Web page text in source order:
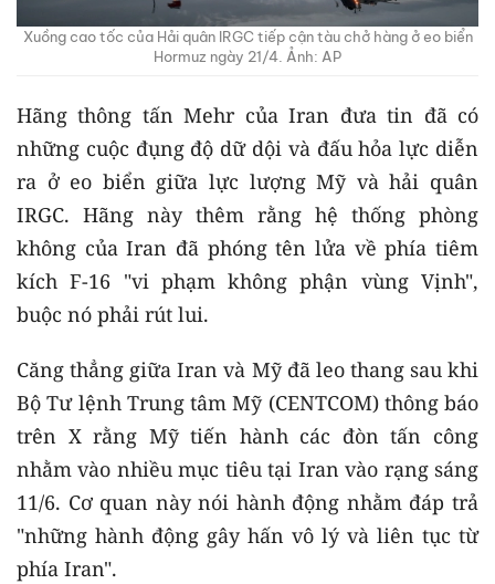
Xuồng cao tốc của Hải quân IRGC tiếp cận tàu chở hàng ở eo biển
Hormuz ngày 21/4. Ảnh: AP
Hãng thông tấn Mehr của Iran đưa tin đã có
những cuộc đụng độ dữ dội và đấu hỏa lực diễn
ra ở eo biển giữa lực lượng Mỹ và hải quân
IRGC. Hãng này thêm rằng hệ thống phòng
không của Iran đã phóng tên lửa về phía tiêm
kích F-16 "vi phạm không phận vùng Vịnh",
buộc nó phải rút lui.
Căng thẳng giữa Iran và Mỹ đã leo thang sau khi
Bộ Tư lệnh Trung tâm Mỹ (CENTCOM) thông báo
trên X rằng Mỹ tiến hành các đòn tấn công
nhằm vào nhiều mục tiêu tại Iran vào rạng sáng
11/6. Cơ quan này nói hành động nhằm đáp trả
"những hành động gây hấn vô lý và liên tục từ
phía Iran".